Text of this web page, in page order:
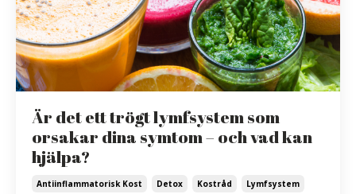
Är det ett trögt lymfsystem som
orsakar dina symtom – och vad kan
hjälpa?
Antiinflammatorisk Kost Detox Kostråd Lymfsystem